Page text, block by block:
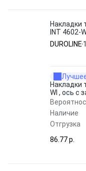
Накладки
INT 4602-
DUROLINE
DUROLINE
Накладки
WI , ось с
Наличие
Отгрузка
86.77 p.